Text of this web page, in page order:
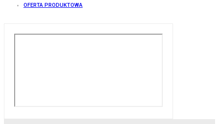
OFERTA PRODUKTOWA